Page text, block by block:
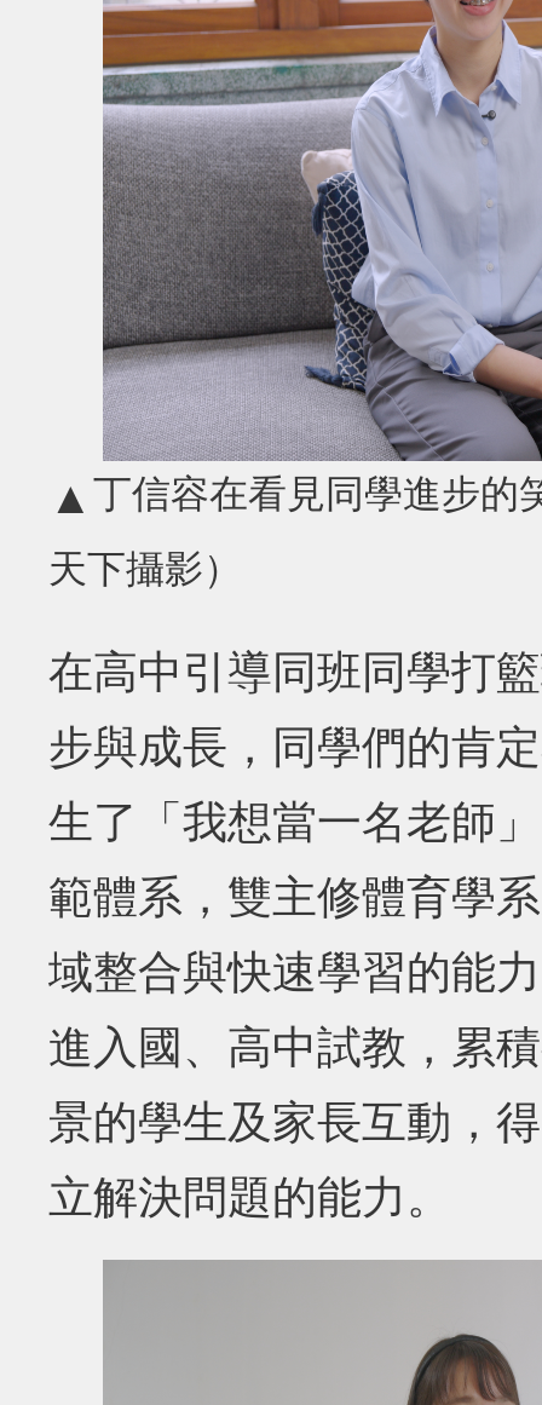
▲ 丁信容在看見同學進步的
天下攝影）
在高中引導同班同學打
步與成長，同學們的肯
生了「我想當一名老師
範體系，雙主修體育學
域整合與快速學習的能
進入國、高中試教，累
景的學生及家長互動，
立解決問題的能力。